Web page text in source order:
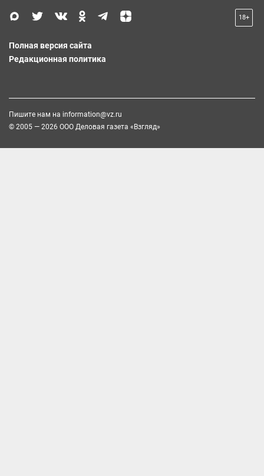
18+
Полная версия сайта
Редакционная политика
Пишите нам на information@vz.ru
© 2005 — 2026 ООО Деловая газета «Взгляд»